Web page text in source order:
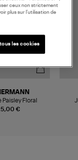
€
Paisley Floral
ceux non strictement
plus sur l’utilisation de
les cookies